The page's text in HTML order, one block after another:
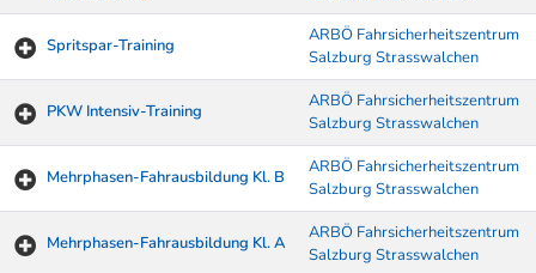
Spritspar-Training
ARBÖ Fahrsicherheitszentrum
Salzburg Strasswalchen
PKW Intensiv-Training
ARBÖ Fahrsicherheitszentrum
Salzburg Strasswalchen
Mehrphasen-Fahrausbildung Kl. B
ARBÖ Fahrsicherheitszentrum
Salzburg Strasswalchen
Mehrphasen-Fahrausbildung Kl. A
ARBÖ Fahrsicherheitszentrum
Salzburg Strasswalchen